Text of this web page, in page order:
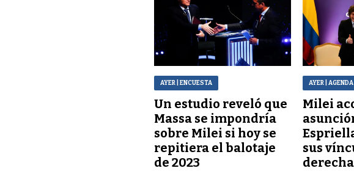
AYER | ENCUESTA
Un estudio reveló que
Massa se impondría
sobre Milei si hoy se
repitiera el balotaje
de 2023
AYER |
Milei
sus